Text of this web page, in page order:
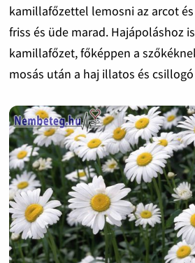
kamillafőzettel lemosni az arcot
friss és üde marad. Hajápoláshoz
kamillafőzet, főképpen a
mosás után a haj illatos és